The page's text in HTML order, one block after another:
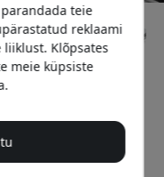
teie
reklaami
Klõpsates
meie küpsiste